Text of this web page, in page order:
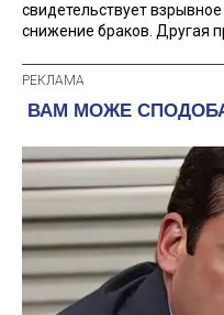
свидетельствует
снижение браков. Другая